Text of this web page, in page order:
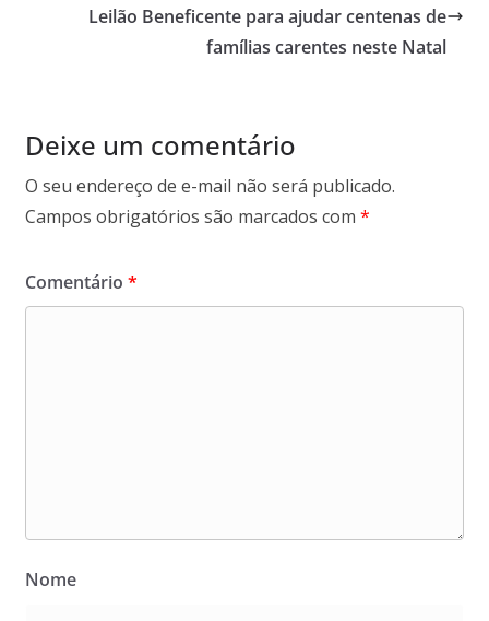
Leilão Beneficente para ajudar centenas de
famílias carentes neste Natal
Deixe um comentário
O seu endereço de e-mail não será publicado.
Campos obrigatórios são marcados com *
Comentário *
Nome